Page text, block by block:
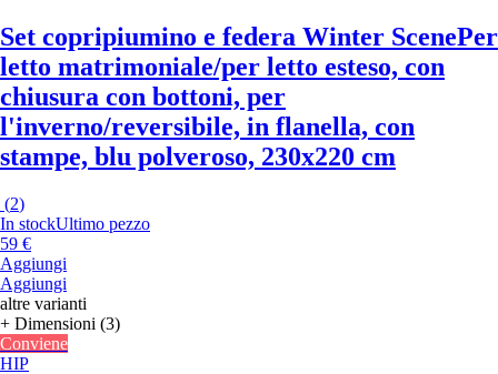
Set copripiumino e federa Winter ScenePer
letto matrimoniale/per letto esteso, con
chiusura con bottoni, per
l'inverno/reversibile, in flanella, con
stampe, blu polveroso, 230x220 cm
(2)
In stockUltimo pezzo
59 €
Aggiungi
Aggiungi
altre varianti
+ Dimensioni (3)
Conviene
HIP